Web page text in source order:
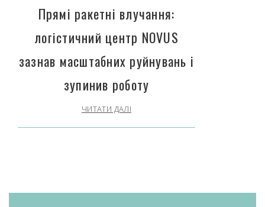
Прямі ракетні влучання:
логістичний центр NOVUS
зазнав масштабних руйнувань і
зупинив роботу
ЧИТАТИ ДАЛІ